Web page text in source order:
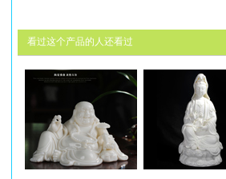
看过这个产品的人还看过